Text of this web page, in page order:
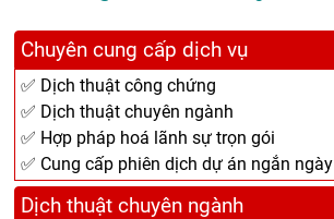
Chuyên cung cấp dịch vụ
✅ Dịch thuật công chứng
✅ Dịch thuật chuyên ngành
✅ Hợp pháp hoá lãnh sự trọn gói
✅ Cung cấp phiên dịch dự án ngắn ngày
Dịch thuật chuyên ngành